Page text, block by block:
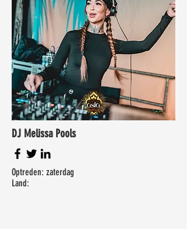
DJ Melissa Pools
Optreden: zaterdag
Land: